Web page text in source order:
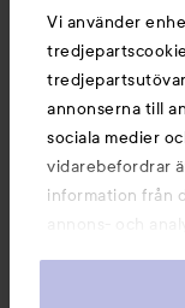
Vi använder
annonserna till
sociala medier
vidarebefordrar
information från
annons- och
information som
Du kanske